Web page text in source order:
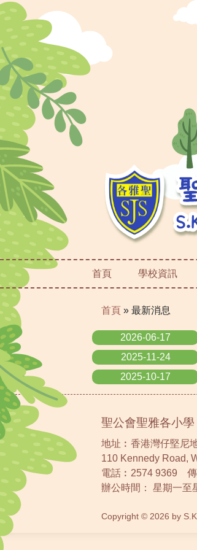
首頁 學校資訊
首頁 » 最新消息
2026-06-17
2025-11-24
2025-10-17
聖公會聖雅各小
地址︰香港灣仔堅尼
110 Kennedy Road,
電話︰ 2574 9369 傳
辦公時間： 星期一至
Copyright © 2026 by